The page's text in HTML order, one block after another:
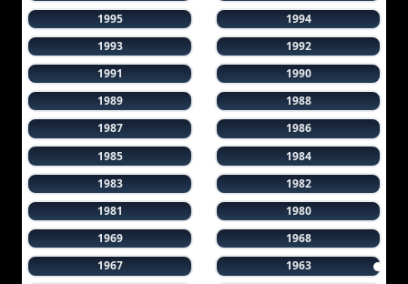
1995
1994
1993
1992
1991
1990
1989
1988
1987
1986
1985
1984
1983
1982
1981
1980
1969
1968
1967
1963